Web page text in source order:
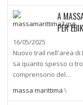
A
PER
16/05/2025
Nuovo trail nell'area di
sa quanto spesso ci
comprensorio del…
massa marittima \